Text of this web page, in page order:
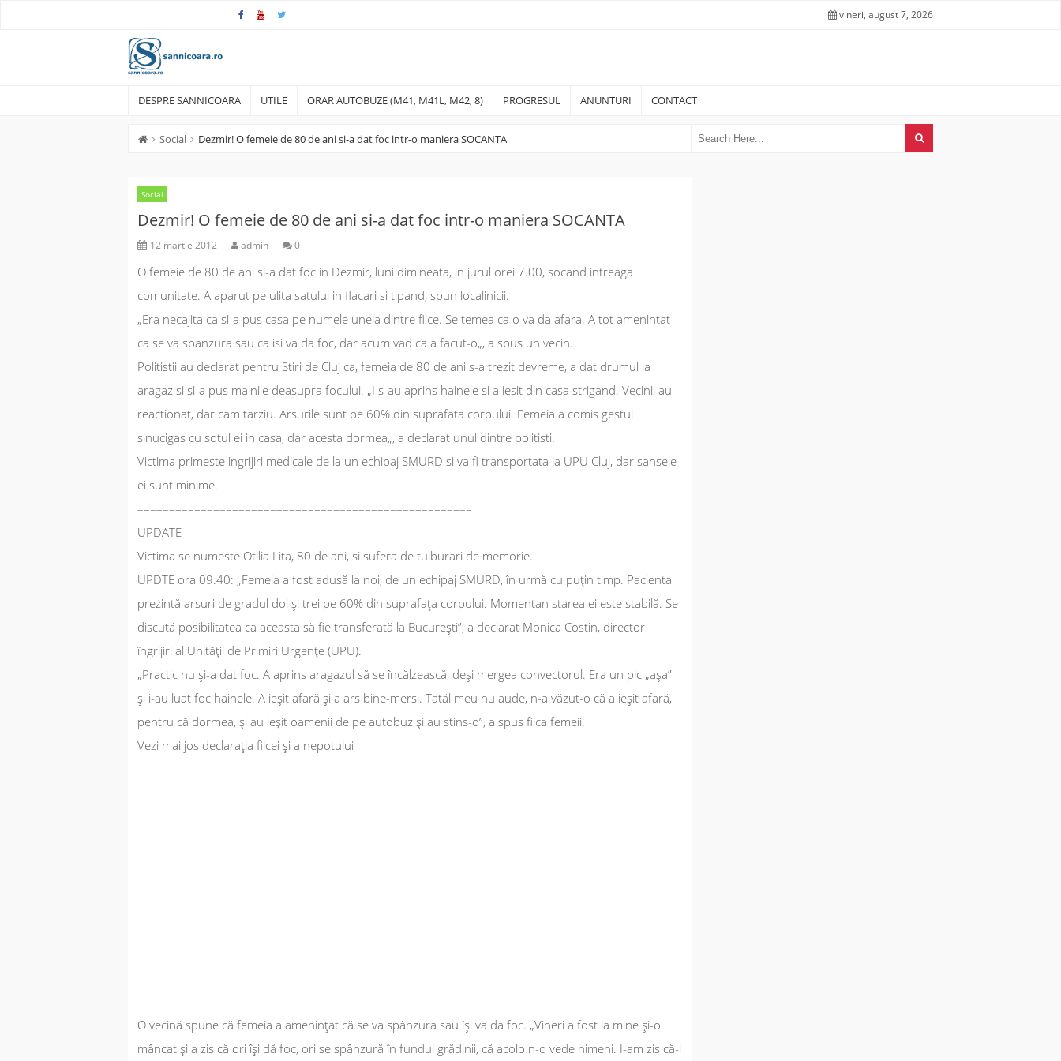
vineri, august 7, 2026
DESPRE SANNICOARA UTILE ORAR AUTOBUZE (M41, M41L, M42, 8) PROGRESUL ANUNTURI CONTACT
Social Dezmir! O femeie de 80 de ani si-a dat foc intr-o maniera SOCANTA
Social
Dezmir! O femeie de 80 de ani si-a dat foc intr-o maniera SOCANTA
12 martie 2012 admin 0
O femeie de 80 de ani si-a dat foc in Dezmir, luni dimineata, in jurul orei 7.00, socand intreaga
comunitate. A aparut pe ulita satului in flacari si tipand, spun localinicii.
„Era necajita ca si-a pus casa pe numele uneia dintre fiice. Se temea ca o va da afara. A tot amenintat
ca se va spanzura sau ca isi va da foc, dar acum vad ca a facut-o„, a spus un vecin.
Politistii au declarat pentru Stiri de Cluj ca, femeia de 80 de ani s-a trezit devreme, a dat drumul la
aragaz si si-a pus mainile deasupra focului. „I s-au aprins hainele si a iesit din casa strigand. Vecinii au
reactionat, dar cam tarziu. Arsurile sunt pe 60% din suprafata corpului. Femeia a comis gestul
sinucigas cu sotul ei in casa, dar acesta dormea„, a declarat unul dintre politisti.
Victima primeste ingrijiri medicale de la un echipaj SMURD si va fi transportata la UPU Cluj, dar sansele
ei sunt minime.
–––––––––––––––––––––––––––––––––––––––––––––––––––––
UPDATE
Victima se numeste Otilia Lita, 80 de ani, si sufera de tulburari de memorie.
UPDTE ora 09.40: „Femeia a fost adusă la noi, de un echipaj SMURD, în urmă cu puţin timp. Pacienta
prezintă arsuri de gradul doi şi trei pe 60% din suprafaţa corpului. Momentan starea ei este stabilă. Se
discută posibilitatea ca aceasta să fie transferată la București”, a declarat Monica Costin, director
îngrijiri al Unității de Primiri Urgențe (UPU).
„Practic nu şi-a dat foc. A aprins aragazul să se încălzească, deşi mergea convectorul. Era un pic „aşa”
şi i-au luat foc hainele. A ieşit afară şi a ars bine-mersi. Tatăl meu nu aude, n-a văzut-o că a ieşit afară,
pentru că dormea, şi au ieşit oamenii de pe autobuz şi au stins-o”, a spus fiica femeii.
Vezi mai jos declaraţia fiicei şi a nepotului
O vecină spune că femeia a ameninţat că se va spânzura sau îşi va da foc. „Vineri a fost la mine şi-o
mâncat şi a zis că ori îşi dă foc, ori se spânzură în fundul grădinii, că acolo n-o vede nimeni. I-am zis că-i